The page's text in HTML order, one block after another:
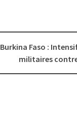
Burkina Faso :
militaires